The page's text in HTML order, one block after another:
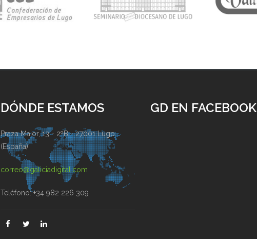
DÓNDE ESTAMOS
Praza Maior, 13 - 2ºB - 27001 Lugo
(España)
correo@galiciadigital.com
Teléfono: +34 982 226 309
GD EN FACEBOOK